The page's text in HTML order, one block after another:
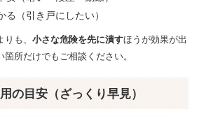
る（引き戸にしたい）
も、 小さな危険を先に潰すほうが効果が出
所だけでもご相談ください。
の目安（ざっくり早見）